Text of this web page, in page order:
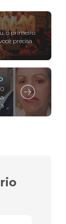
o primeiro
precisa